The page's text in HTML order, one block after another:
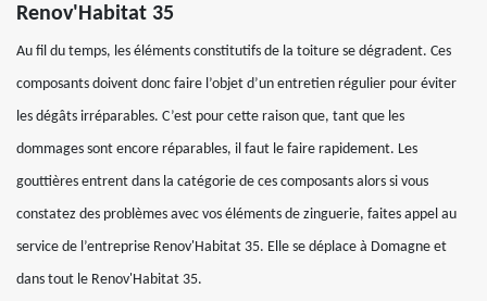
Renov'Habitat 35
Au fil du temps, les éléments constitutifs de la toiture se dégradent. Ces
composants doivent donc faire l’objet d’un entretien régulier pour éviter
les dégâts irréparables. C’est pour cette raison que, tant que les
dommages sont encore réparables, il faut le faire rapidement. Les
gouttières entrent dans la catégorie de ces composants alors si vous
constatez des problèmes avec vos éléments de zinguerie, faites appel au
service de l’entreprise Renov'Habitat 35. Elle se déplace à Domagne et
dans tout le Renov'Habitat 35.